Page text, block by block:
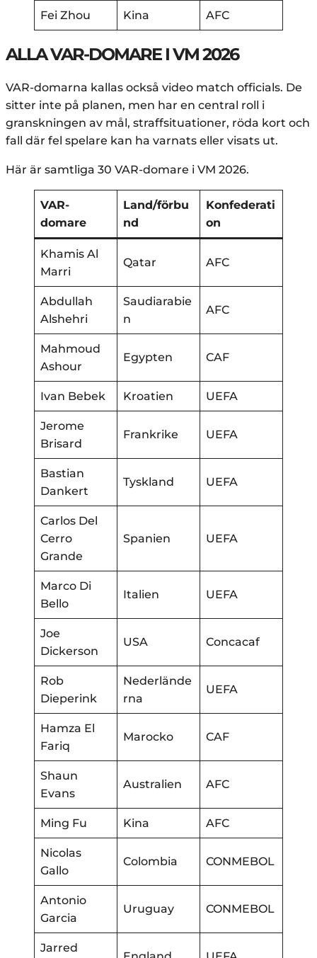
Fei Zhou Kina AFC
ALLA VAR-DOMARE I VM 2026
VAR-domarna kallas också video match officials. De
sitter inte på planen, men har en central roll i
granskningen av mål, straffsituationer, röda kort och
fall där fel spelare kan ha varnats eller visats ut.
Här är samtliga 30 VAR-domare i VM 2026.
VAR-
domare
Land/förbu
nd
Konfederati
on
Khamis Al
Marri
Qatar AFC
Abdullah
Alshehri
Saudiarabie
n
AFC
Mahmoud
Ashour
Egypten CAF
Ivan Bebek Kroatien UEFA
Jerome
Brisard
Frankrike UEFA
Bastian
Dankert
Tyskland UEFA
Carlos Del
Cerro
Grande
Spanien UEFA
Marco Di
Bello
Italien UEFA
Joe
Dickerson
USA Concacaf
Rob
Dieperink
Nederlände
rna
UEFA
Hamza El
Fariq
Marocko CAF
Shaun
Evans
Australien AFC
Ming Fu Kina AFC
Nicolas
Gallo
Colombia CONMEBOL
Antonio
Garcia
Uruguay CONMEBOL
Jarred